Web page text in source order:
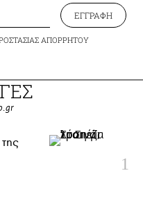
ΕΓΓΡΑΦΗ
ΑΠΟΡΡΗΤΟΥ